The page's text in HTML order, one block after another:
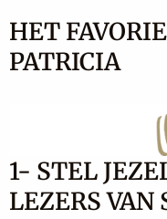
HET
PATRICIA
1- STEL
LEZERS VAN